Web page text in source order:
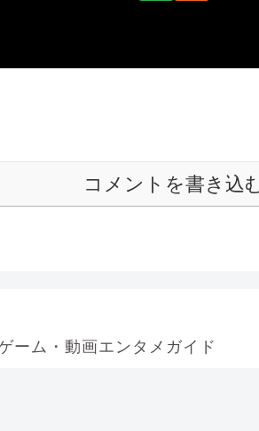
コメントを書き込
ーム・動画エンタメガイド